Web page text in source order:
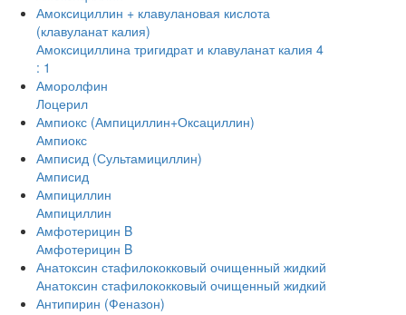
Амоксициллин + клавулановая кислота
(клавуланат калия)
Амоксициллина тригидрат и клавуланат калия 4
: 1
Аморолфин
Лоцерил
Ампиокс (Ампициллин+Оксациллин)
Ампиокс
Амписид (Сультамициллин)
Амписид
Ампициллин
Ампициллин
Амфотерицин B
Амфотерицин B
Анатоксин стафилококковый очищенный жидкий
Анатоксин стафилококковый очищенный жидкий
Антипирин (Феназон)